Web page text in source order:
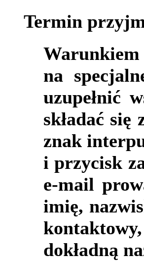
Termin
Warunkiem
na
uzupełnić
składać
znak
i przycisk
e-mail
imię,
dokładną